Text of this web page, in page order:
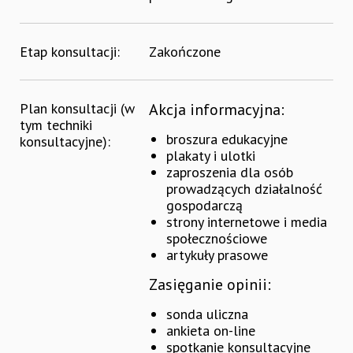
Etap konsultacji: Zakończone
Plan konsultacji (w
tym techniki
konsultacyjne):
Akcja informacyjna:
broszura edukacyjne
plakaty i ulotki
zaproszenia dla osób
prowadzących działalność
gospodarczą
strony internetowe i media
społecznościowe
artykuły prasowe
Zasięganie opinii:
sonda uliczna
ankieta on-line
spotkanie konsultacyjne